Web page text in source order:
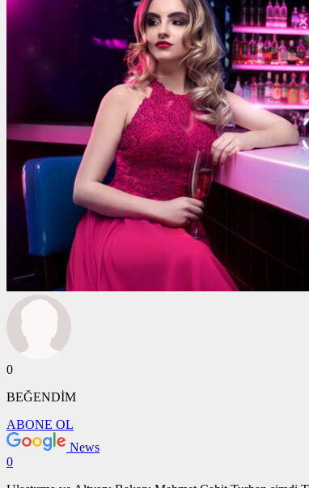
0
BEĞENDİM
ABONE OL
News
0